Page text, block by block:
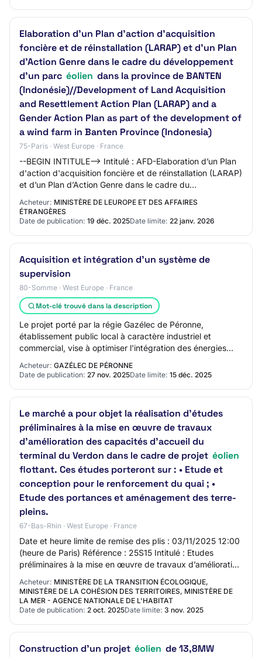
Elaboration d’un Plan d'action d'acquisition
foncière et de réinstallation (LARAP) et d’un Plan
d’Action Genre dans le cadre du développement
d’un parc éolien dans la province de BANTEN
(Indonésie)//Development of Land Acquisition
and Resettlement Action Plan (LARAP) and a
Gender Action Plan as part of the development of
a wind farm in Banten Province (Indonesia)
75-Paris · West Europe · France
--BEGIN INTITULE--> Intitulé : AFD-Elaboration d’un Plan
d'action d'acquisition foncière et de réinstallation (LARAP)
et d’un Plan d’Action Genre dans le cadre du
développement d’un parc éolien dans…
Acheteur: MINISTÈRE DE LEUROPE ET DES AFFAIRES
ÉTRANGÈRES
Date de publication: 19 déc. 2025Date limite: 22 janv. 2026
Acquisition et intégration d'un système de
supervision
80-Somme · West Europe · France
Mot-clé trouvé dans la description
Le projet porté par la régie Gazélec de Péronne,
établissement public local à caractère industriel et
commercial, vise à optimiser l'intégration des énergies
renouvelables (solaire, éolien, biogaz) e…
Acheteur: GAZÉLEC DE PÉRONNE
Date de publication: 27 nov. 2025Date limite: 15 déc. 2025
Le marché a pour objet la réalisation d'études
préliminaires à la mise en œuvre de travaux
d’amélioration des capacités d’accueil du
terminal du Verdon dans le cadre de projet éolien
flottant. Ces études porteront sur : • Etude et
conception pour le renforcement du quai ; •
Etude des portances et aménagement des terre-
pleins.
67-Bas-Rhin · West Europe · France
Date et heure limite de remise des plis : 03/11/2025 12:00
(heure de Paris) Référence : 25S15 Intitulé : Etudes
préliminaires à la mise en œuvre de travaux d’amélioration
des capacités d’accueil du t…
Acheteur: MINISTÈRE DE LA TRANSITION ÉCOLOGIQUE,
MINISTÈRE DE LA COHÉSION DES TERRITOIRES, MINISTÈRE DE
LA MER - AGENCE NATIONALE DE L'HABITAT
Date de publication: 2 oct. 2025Date limite: 3 nov. 2025
Construction d'un projet éolien de 13,8MW